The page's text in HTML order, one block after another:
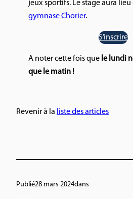
jeux sportifs. Le stage aura lieu
gymnase Chorier.
S’inscrire
A noter cette fois que le lundi
que le matin !
Revenir à la liste des articles
Publié28 mars 2024dans